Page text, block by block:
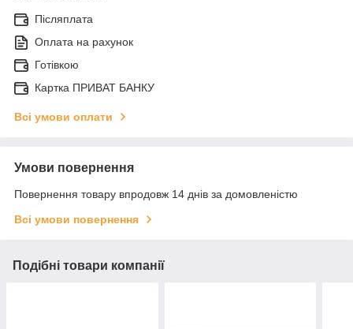
Післяплата
Оплата на рахунок
Готівкою
Картка ПРИВАТ БАНКУ
Всі умови оплати
Умови повернення
Повернення товару впродовж 14 днів за домовленістю
Всі умови повернення
Подібні товари компанії